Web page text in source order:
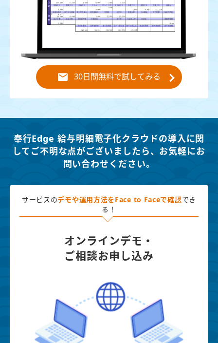
30日間無料で試してみる
奉行Edge 給与明細電子化クラウドの導入に関
してご不明な点がございましたら、 お気軽にお
問い合わせください。
サービスのデモや運用方法を Face to Faceで確認でき
る！
オンラインデモ・
ご相談お申し込み